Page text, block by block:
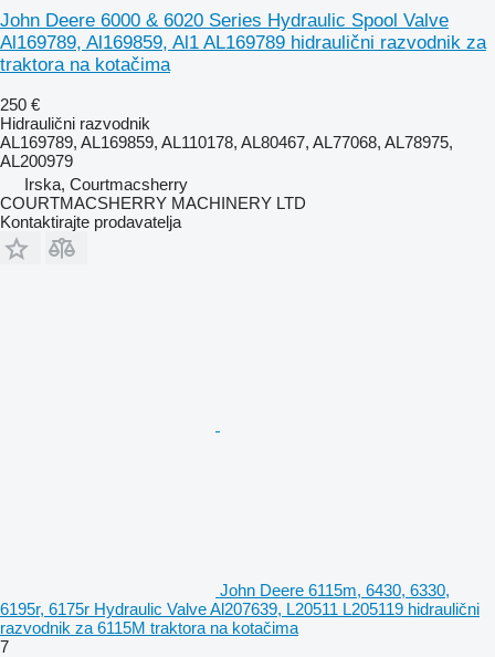
John Deere 6000 & 6020 Series Hydraulic Spool Valve
Al169789, Al169859, Al1 AL169789 hidraulični razvodnik za
traktora na kotačima
250 €
Hidraulični razvodnik
AL169789, AL169859, AL110178, AL80467, AL77068, AL78975,
AL200979
Irska, Courtmacsherry
COURTMACSHERRY MACHINERY LTD
Kontaktirajte prodavatelja
John Deere 6115m, 6430, 6330,
6195r, 6175r Hydraulic Valve Al207639, L20511 L205119 hidraulični
razvodnik za 6115M traktora na kotačima
7